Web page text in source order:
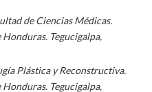
de Ciencias Médicas.
Tegucigalpa,
Plástica y Reconstructiva.
Tegucigalpa,